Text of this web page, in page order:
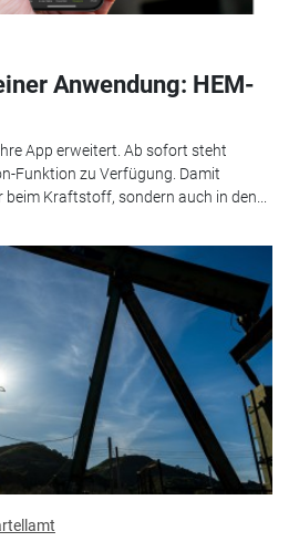
Anwendung: HEM-
App erweitert. Ab sofort steht
Funktion zu Verfügung. Damit
beim Kraftstoff, sondern auch in den...